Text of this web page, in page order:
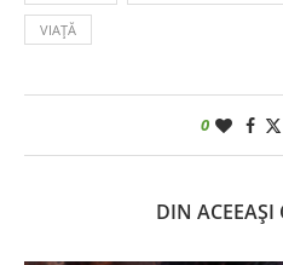
VIAȚĂ
0
DIN ACEEAȘI